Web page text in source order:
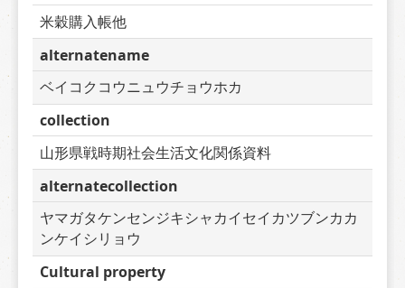
米穀購入帳他
alternatename
ベイコクコウニュウチョウホカ
collection
山形県戦時期社会生活文化関係資料
alternatecollection
ヤマガタケンセンジキシャカイセイカツブンカカ
ンケイシリョウ
Cultural property